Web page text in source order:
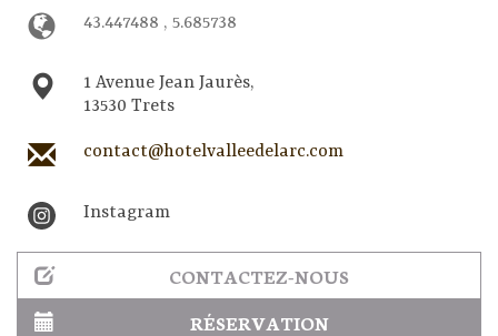
43.447488 , 5.685738
1 Avenue Jean Jaurès,
13530 Trets
contact@hotelvalleedelarc.com
Instagram
CONTACTEZ-NOUS
RÉSERVATION